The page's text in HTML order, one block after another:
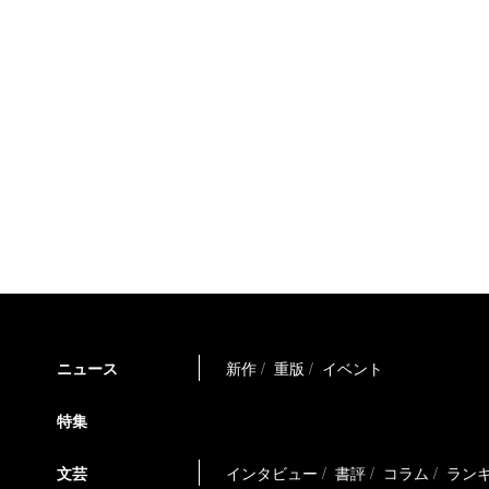
ニュース 新作 重版 イベント
特集
文芸 インタビュー 書評 コラム ラン